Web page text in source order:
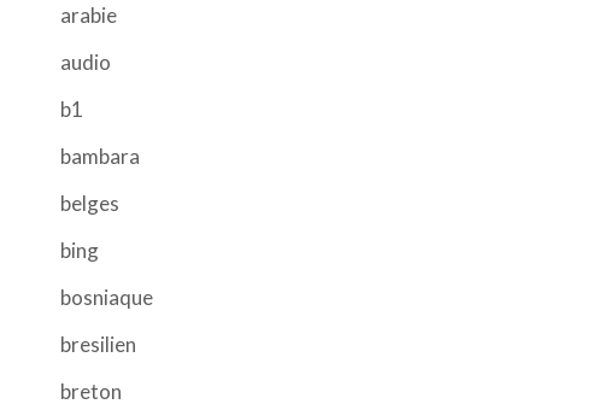
arabie
audio
b1
bambara
belges
bing
bosniaque
bresilien
breton